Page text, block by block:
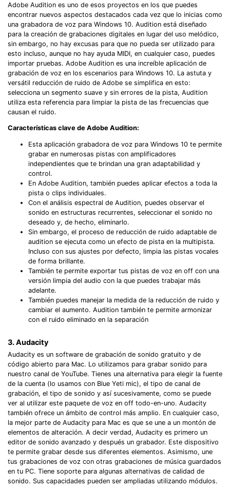
Adobe Audition es uno de esos proyectos en los que puedes
encontrar nuevos aspectos destacados cada vez que lo inicias como
una grabadora de voz para Windows 10. Audition está diseñado
para la creación de grabaciones digitales en lugar del uso melódico,
sin embargo, no hay excusas para que no pueda ser utilizado para
esto incluso, aunque no hay ayuda MIDI, en cualquier caso, puedes
importar pruebas. Adobe Audition es una increíble aplicación de
grabación de voz en los escenarios para Windows 10. La astuta y
versátil reducción de ruido de Adobe se simplifica en esto:
selecciona un segmento suave y sin errores de la pista, Audition
utiliza esta referencia para limpiar la pista de las frecuencias que
causan el ruido.
Características clave de Adobe Audition:
Esta aplicación grabadora de voz para Windows 10 te permite
grabar en numerosas pistas con amplificadores
independientes que te brindan una gran adaptabilidad y
control.
En Adobe Audition, también puedes aplicar efectos a toda la
pista o clips individuales.
Con el análisis espectral de Audition, puedes observar el
sonido en estructuras recurrentes, seleccionar el sonido no
deseado y, de hecho, eliminarlo.
Sin embargo, el proceso de reducción de ruido adaptable de
audition se ejecuta como un efecto de pista en la multipista.
Incluso con sus ajustes por defecto, limpia las pistas vocales
de forma brillante.
También te permite exportar tus pistas de voz en off con una
versión limpia del audio con la que puedes trabajar más
adelante.
También puedes manejar la medida de la reducción de ruido y
cambiar el aumento. Audition también te permite armonizar
con el ruido eliminado en la separación
3. Audacity
Audacity es un software de grabación de sonido gratuito y de
código abierto para Mac. Lo utilizamos para grabar sonido para
nuestro canal de YouTube. Tienes una alternativa para elegir la fuente
de la cuenta (lo usamos con Blue Yeti mic), el tipo de canal de
grabación, el tipo de sonido y así sucesivamente, como se puede
ver al utilizar este paquete de voz en off todo-en-uno. Audacity
también ofrece un ámbito de control más amplio. En cualquier caso,
la mejor parte de Audacity para Mac es que se une a un montón de
elementos de alteración. A decir verdad, Audacity es primero un
editor de sonido avanzado y después un grabador. Este dispositivo
te permite grabar desde sus diferentes elementos. Asimismo, une
tus grabaciones de voz con otras grabaciones de música guardados
en tu PC. Tiene soporte para algunas alternativas de calidad de
sonido. Sus capacidades pueden ser ampliadas utilizando módulos.